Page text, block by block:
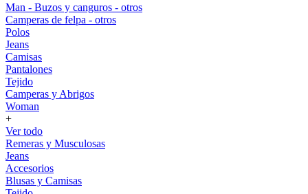
Man - Buzos y canguros - otros
Camperas de felpa - otros
Polos
Jeans
Camisas
Pantalones
Tejido
Camperas y Abrigos
Woman
+
Ver todo
Remeras y Musculosas
Jeans
Accesorios
Blusas y Camisas